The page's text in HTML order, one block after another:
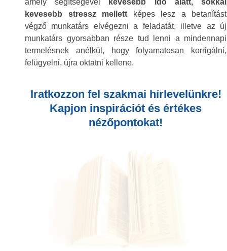
kevesebb stressz mellett képes lesz a betanítást
végző munkatárs elvégezni a feladatát, illetve az új
munkatárs gyorsabban része tud lenni a mindennapi
termelésnek anélkül, hogy folyamatosan korrigálni,
felügyelni, újra oktatni kellene.
Iratkozzon fel szakmai hírlevelünkre!
Kapjon inspirációt és értékes
nézőpontokat!